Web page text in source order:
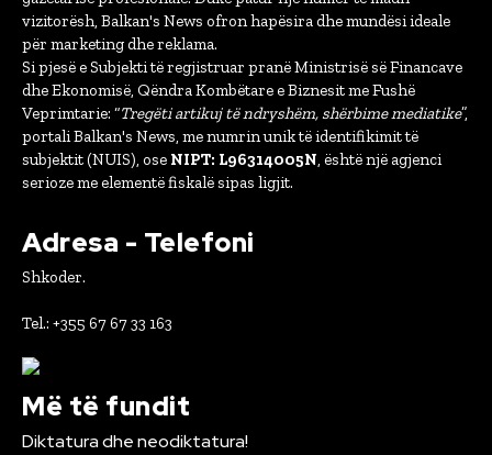
vizitorësh, Balkan's News ofron hapësira dhe mundësi ideale
për marketing dhe reklama.
Si pjesë e Subjekti të regjistruar pranë Ministrisë së Financave
dhe Ekonomisë, Qëndra Kombëtare e Biznesit me Fushë
Veprimtarie: “Tregëti artikuj të ndryshëm, shërbime mediatike”,
portali Balkan's News, me numrin unik të identifikimit të
subjektit (NUIS), ose NIPT: L96314005N, është një agjenci
serioze me elementë fiskalë sipas ligjit.
Adresa - Telefoni
Shkoder.
Tel.: +355 67 67 33 163
Më të fundit
Diktatura dhe neodiktatura!